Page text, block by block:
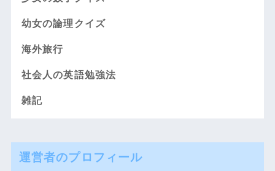
幼女の論理クイズ
海外旅行
社会人の英語勉強法
雑記
運営者のプロフィール